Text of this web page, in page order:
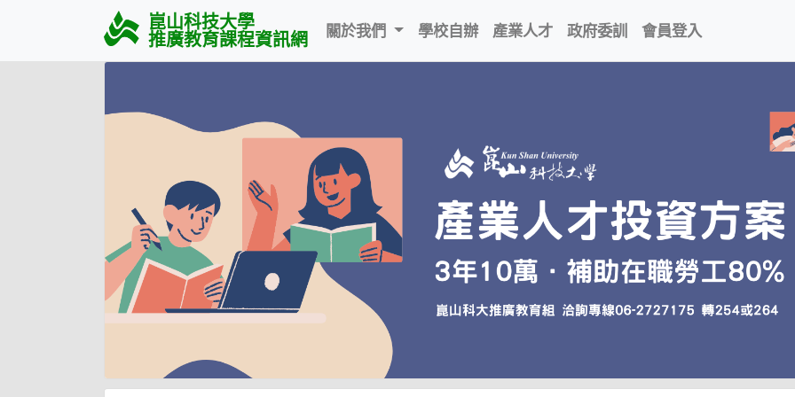
崑山科技大學
推廣教育課程資訊網 關於我們 學校自辦 產業人才 政府委訓 會員登入